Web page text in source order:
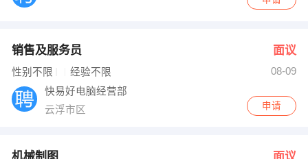
销售及服务员 面议
性别不限 经验不限
08-09
快易好电脑经营部
云浮市区
申请
机械制图 面议